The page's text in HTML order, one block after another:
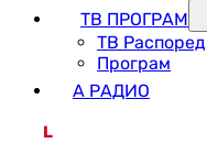
ТВ ПРОГРАМ
ТВ Распоред
Програм
А РАДИО
L